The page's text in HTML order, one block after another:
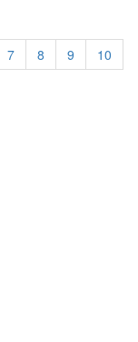
7 8 9
10